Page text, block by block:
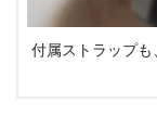
付属ストラップも